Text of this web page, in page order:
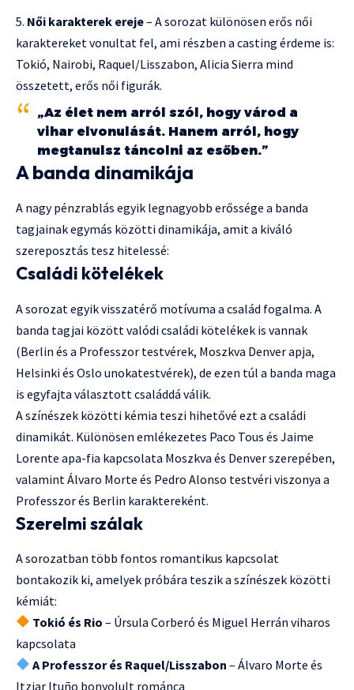
Női karakterek ereje– A sorozat különösen erős női
karaktereket vonultat fel, ami részben a casting érdeme is:
Tokió, Nairobi, Raquel/Lisszabon, Alicia Sierra mind
összetett, erős női figurák.
„Az élet nem arról szól, hogy várod a
vihar elvonulását. Hanem arról, hogy
megtanulsz táncolni az esőben.”
A banda dinamikája
A nagy pénzrablás egyik legnagyobb erőssége a banda
tagjainak egymás közötti dinamikája, amit a kiváló
szereposztás tesz hitelessé:
Családi kötelékek
A sorozat egyik visszatérő motívuma a család fogalma. A
banda tagjai között valódi családi kötelékek is vannak
(Berlin és a Professzor testvérek, Moszkva Denver apja,
Helsinki és Oslo unokatestvérek), de ezen túl a banda maga
is egyfajta választott családdá válik.
A színészek közötti kémia teszi hihetővé ezt a családi
dinamikát. Különösen emlékezetes Paco Tous és Jaime
Lorente apa-fia kapcsolata Moszkva és Denver szerepében,
valamint Álvaro Morte és Pedro Alonso testvéri viszonya a
Professzor és Berlin karaktereként.
Szerelmi szálak
A sorozatban több fontos romantikus kapcsolat
bontakozik ki, amelyek próbára teszik a színészek közötti
kémiát:
Tokió és Rio – Úrsula Corberó és Miguel Herrán viharos
kapcsolata
A Professzor és Raquel/Lisszabon – Álvaro Morte és
Itziar Ituño bonyolult románca